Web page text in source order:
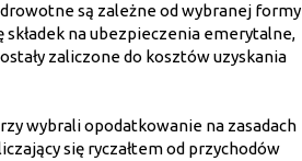
są zależne od wybranej formy
na ubezpieczenia emerytalne,
zaliczone do kosztów uzyskania
wybrali opodatkowanie na zasadach
się ryczałtem od przychodów